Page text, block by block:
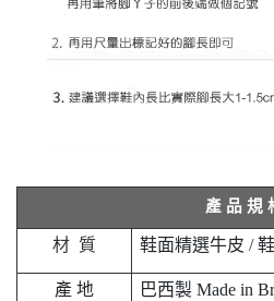
產 品 規
材 質 鞋面精選牛皮 /
產 地 巴西製 Made in